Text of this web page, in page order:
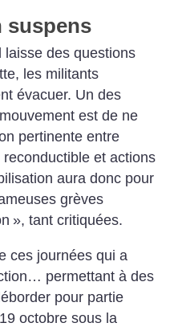
suspens
laisse des questions
les militants
évacuer. Un des
est de ne
pertinente entre
et actions
aura donc pour
grèves
», tant critiquées.
ces journées qui a
permettant à des
pour partie
octobre sous la